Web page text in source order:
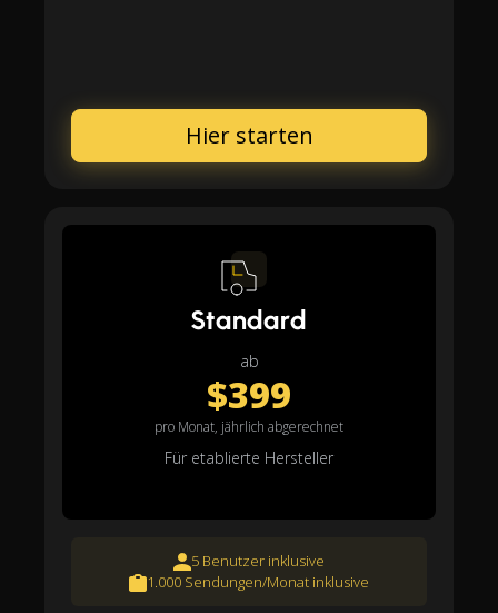
Hier starten
Standard
ab
$399
pro Monat, jährlich abgerechnet
Für etablierte Hersteller
5 Benutzer inklusive
1.000 Sendungen/Monat inklusive